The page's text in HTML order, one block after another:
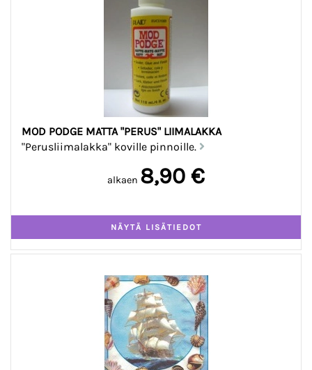
MOD PODGE MATTA "PERUS" LIIMALAKKA
"Perusliimalakka" koville pinnoille.
alkaen 8,90 €